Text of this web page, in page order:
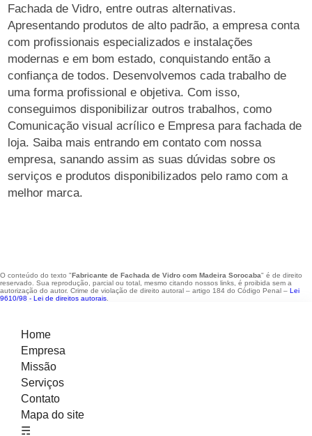
Fachada de Vidro, entre outras alternativas.
Apresentando produtos de alto padrão, a empresa conta
com profissionais especializados e instalações
modernas e em bom estado, conquistando então a
confiança de todos. Desenvolvemos cada trabalho de
uma forma profissional e objetiva. Com isso,
conseguimos disponibilizar outros trabalhos, como
Comunicação visual acrílico e Empresa para fachada de
loja. Saiba mais entrando em contato com nossa
empresa, sanando assim as suas dúvidas sobre os
serviços e produtos disponibilizados pelo ramo com a
melhor marca.
O conteúdo do texto "Fabricante de Fachada de Vidro com Madeira Sorocaba" é de direito
reservado. Sua reprodução, parcial ou total, mesmo citando nossos links, é proibida sem a
autorização do autor. Crime de violação de direito autoral – artigo 184 do Código Penal – Lei
9610/98 - Lei de direitos autorais
Home
Empresa
Missão
Serviços
Contato
Mapa do site
☴